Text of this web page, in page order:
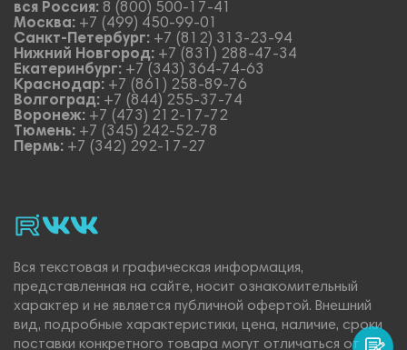
вся Россия: 8 (800) 500-17-41
Москва: +7 (499) 450-99-01
Санкт-Петербург: +7 (812) 313-23-94
Нижний Новгород: +7 (831) 288-47-34
Екатеринбург: +7 (343) 364-74-63
Краснодар: +7 (861) 258-89-76
Волгоград: +7 (844) 255-37-74
Воронеж: +7 (473) 212-17-72
Тюмень: +7 (345) 242-52-78
Пермь: +7 (342) 292-17-27
rutubevk_video.
Vk.
Вся текстовая и графическая информация,
представленная на сайте, носит ознакомительный
характер и не является публичной офертой. Внешний
вид, подробные характеристики, цена, наличие, сроки
поставки конкретного товара могут отличаться от